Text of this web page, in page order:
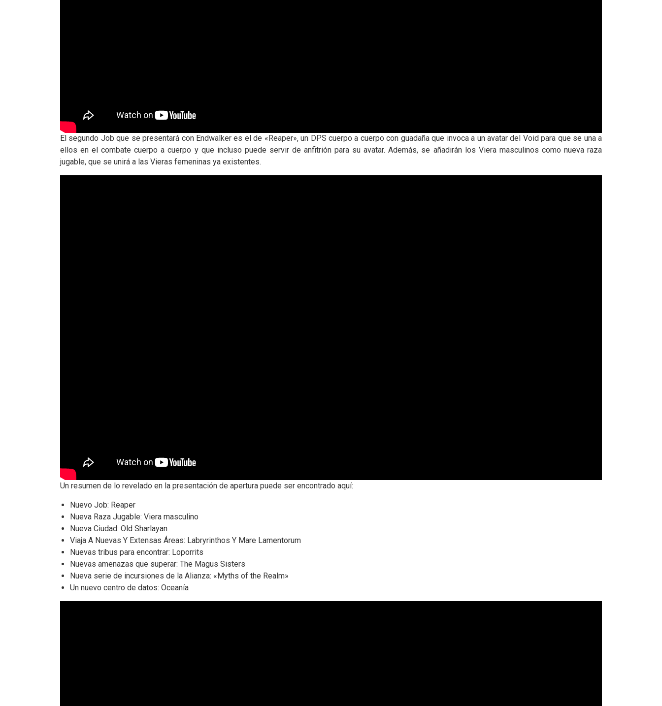
El segundo Job que se presentará con Endwalker es el de «Reaper», un DPS cuerpo a cuerpo con guadaña que invoca a un avatar del Void para que se una a
ellos en el combate cuerpo a cuerpo y que incluso puede servir de anfitrión para su avatar. Además, se añadirán los Viera masculinos como nueva raza
jugable, que se unirá a las Vieras femeninas ya existentes.
Un resumen de lo revelado en la presentación de apertura puede ser encontrado aquí:
Nuevo Job: Reaper
Nueva Raza Jugable: Viera masculino
Nueva Ciudad: Old Sharlayan
Viaja A Nuevas Y Extensas Áreas: Labryrinthos Y Mare Lamentorum
Nuevas tribus para encontrar: Loporrits
Nuevas amenazas que superar: The Magus Sisters
Nueva serie de incursiones de la Alianza: «Myths of the Realm»
Un nuevo centro de datos: Oceanía